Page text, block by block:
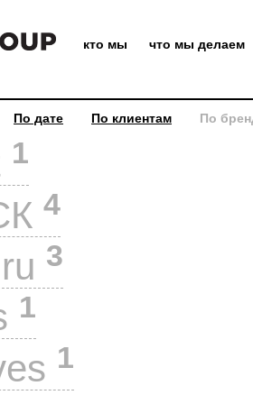
кто мы что мы делаем
По дате По клиентам По
1
4
3
1
1